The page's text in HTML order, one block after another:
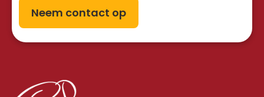
Neem contact op